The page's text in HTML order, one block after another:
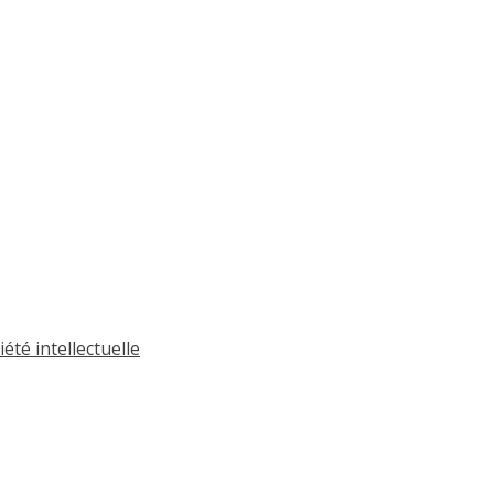
intellectuelle